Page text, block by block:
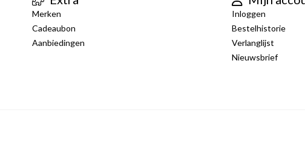
Merken
Cadeaubon
Aanbiedingen
Inloggen
Bestelhistorie
Verlanglijst
Nieuwsbrief